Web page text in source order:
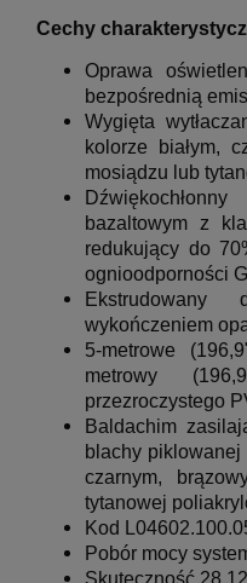
Cechy
Oprawa
bezpośrednią
Wygięta
kolorze białym,
mosiądzu lub
bazaltowym z
redukujący do
ognioodporności
Ekstrudowany
wykończeniem
5-metrowe
metrowy
przezroczystego
Baldachim
blachy piklowanej
czarnym,
tytanowej
Kod
Pobór mocy